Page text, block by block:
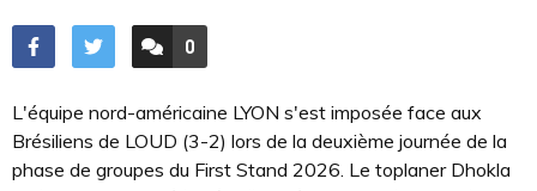
ACCÉDER AUX
0
COMMENTAIRES
L'équipe nord-américaine LYON s'est imposée face aux
Brésiliens de LOUD (3-2) lors de la deuxième journée de la
phase de groupes du First Stand 2026. Le toplaner Dhokla